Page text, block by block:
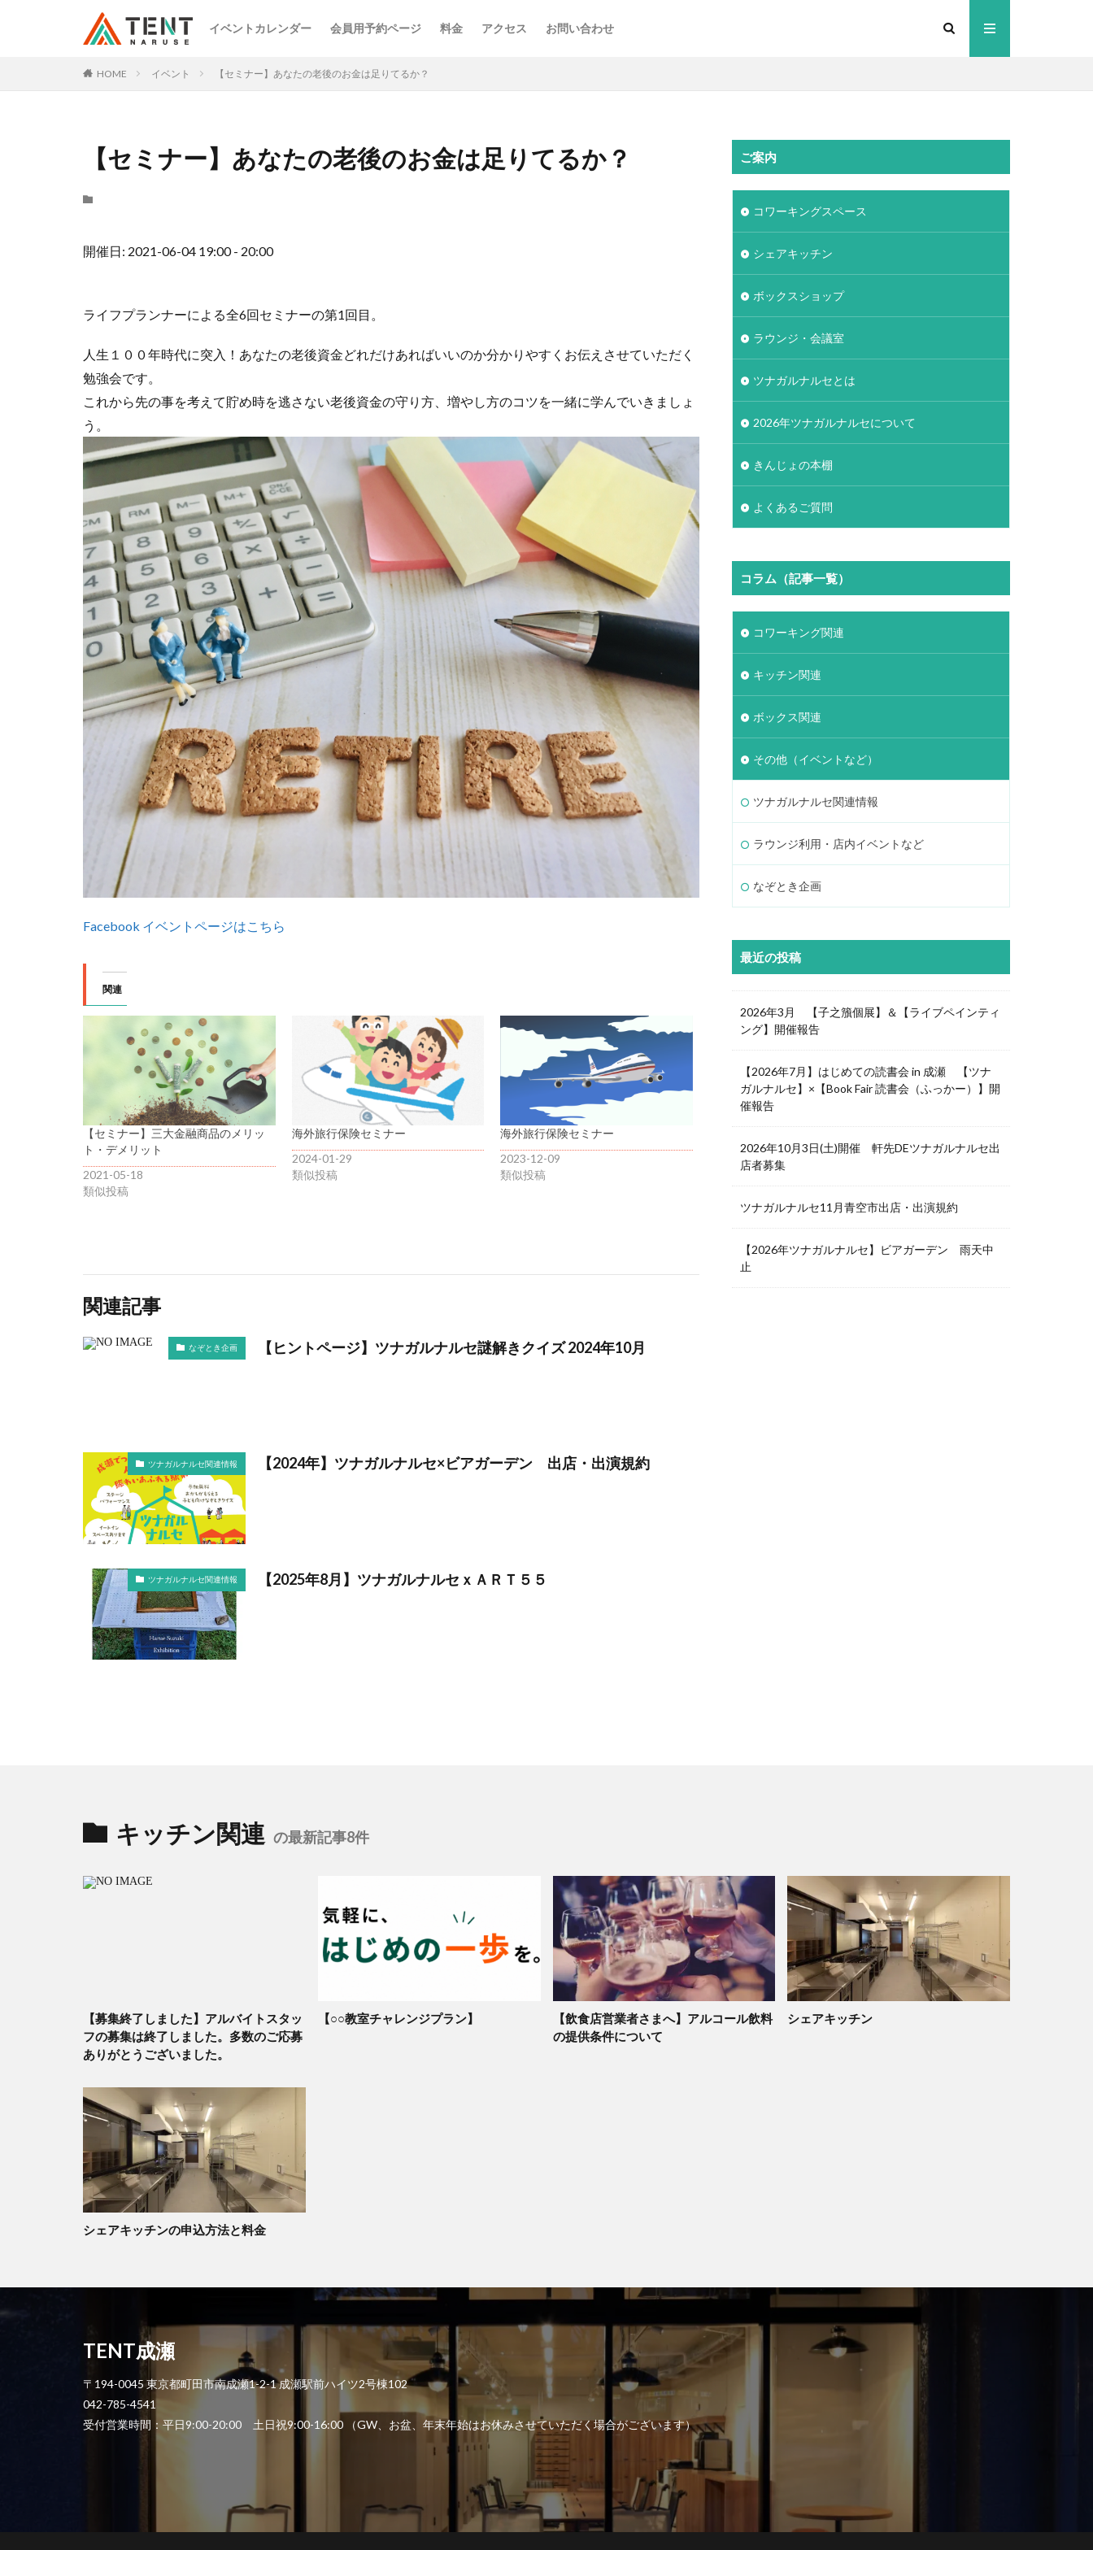
イベントカレンダー 会員用予約ページ 料金 アクセス お問い合わせ
HOME イベント 【セミナー】あなたの老後のお金は足りてるか？
【セミナー】あなたの老後のお金は足りてるか？
開催日: 2021-06-04 19:00 - 20:00
ライフプランナーによる全6回セミナーの第1回目。
人生１００年時代に突入！あなたの老後資金どれだけあればいいのか分かりやすくお伝えさせていただく
勉強会です。
これから先の事を考えて貯め時を逃さない老後資金の守り方、増やし方のコツを一緒に学んでいきましょ
う。
Facebook イベントページはこちら
関連
【セミナー】三大金融商品のメリッ
ト・デメリット
2021-05-18
類似投稿
海外旅行保険セミナー
2024-01-29
類似投稿
海外旅行保険セミナー
2023-12-09
類似投稿
関連記事
なぞとき企画 【ヒントページ】ツナガルナルセ謎解きクイズ 2024年10月
ツナガルナルセ関連情報 【2024年】ツナガルナルセ×ビアガーデン 出店・出演規約
ツナガルナルセ関連情報 【2025年8月】ツナガルナルセｘＡＲＴ５５
ご案内
コワーキングスペース
シェアキッチン
ボックスショップ
ラウンジ・会議室
ツナガルナルセとは
2026年ツナガルナルセについて
きんじょの本棚
よくあるご質問
コラム（記事一覧）
コワーキング関連
キッチン関連
ボックス関連
その他（イベントなど）
ツナガルナルセ関連情報
ラウンジ利用・店内イベントなど
なぞとき企画
最近の投稿
2026年3月 【子之籏個展】＆【ライブペインティ
ング】開催報告
【2026年7月】はじめての読書会 in 成瀬 【ツナ
ガルナルセ】×【Book Fair 読書会（ふっかー）】開
催報告
2026年10月3日(土)開催 軒先DEツナガルナルセ出
店者募集
ツナガルナルセ11月青空市出店・出演規約
【2026年ツナガルナルセ】ビアガーデン 雨天中
止
キッチン関連 の最新記事8件
【募集終了しました】アルバイトスタッ
フの募集は終了しました。多数のご応募
ありがとうございました。
【○○教室チャレンジプラン】
【飲食店営業者さまへ】アルコール飲料
の提供条件について
シェアキッチン
シェアキッチンの申込方法と料金
TENT成瀬
〒194-0045 東京都町田市南成瀬1-2-1 成瀬駅前ハイツ2号棟102
042-785-4541
受付営業時間：平日9:00-20:00 土日祝9:00-16:00 （GW、お盆、年末年始はお休みさせていただく場合がございます）